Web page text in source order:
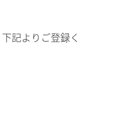
記よりご登録く